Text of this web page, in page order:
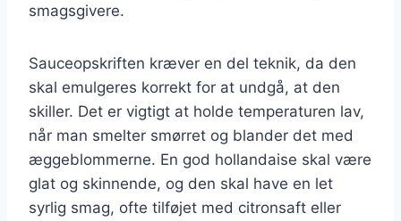
smagsgivere.
Sauceopskriften kræver en del teknik, da den
skal emulgeres korrekt for at undgå, at den
skiller. Det er vigtigt at holde temperaturen lav,
når man smelter smørret og blander det med
æggeblommerne. En god hollandaise skal være
glat og skinnende, og den skal have en let
syrlig smag, ofte tilføjet med citronsaft eller